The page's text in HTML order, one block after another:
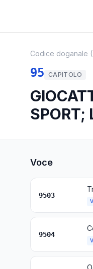
Codice doganale
95 CAPITOLO
SPORT;
Voce
9503
9504